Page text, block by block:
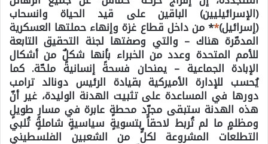
(الإسرائيليين) الباقين على قيد الحياة وانسحاب
(إسرائيل)** من داخل قطاع غزة وإنهاء حملتها العسكرية
المدمّرة هناك – والتي وصفتها لجنة التحقيق التابعة
للأمم المتحدة وعدد من الخبراء بأنها شكلٌ من أشكال
الإبادة الجماعية – يمنحان فسحةً إنسانيةً ملحّة. كما
يُحسب للإدارة الأميركية بقيادة الرئيس دونالد ترامب
دورها في المساعدة على تثبيت الهدنة الوليدة، غير أنّ
هذه الهدنة ستبقى مجرّد محطةٍ عابرة في مسارٍ طويلٍ
ومظلمٍ ما لم تُربط لاحقاً بتسويةٍ سياسيةٍ شاملةٍ تُلبي
التطلعات المشروعة لكلٍّ من الشعبين الفلسطيني